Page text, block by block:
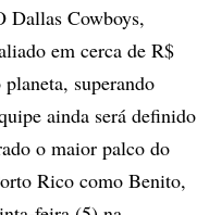
Dallas Cowboys,
em cerca de R$
superando
ainda será definido
o maior palco do
Rico como Benito,